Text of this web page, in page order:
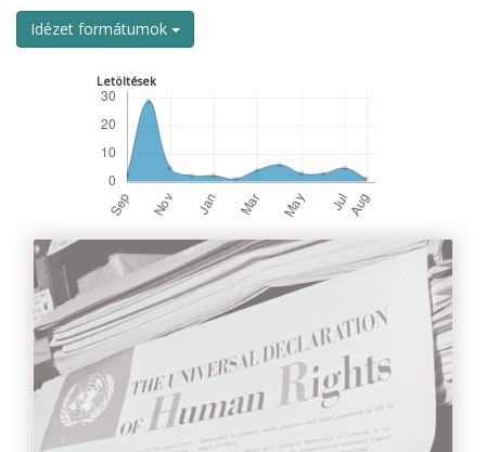
Idézet formátumok
Letöltések